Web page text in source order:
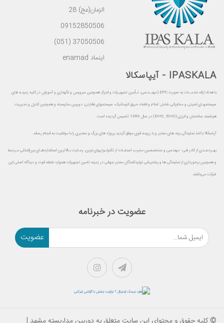
الزمان(عج) 28
09152850506
37050506 (051)
اینماد enamad
IPASKALA - آیپاسکالا
با هدف ارائه خدمــات به صورت EPC (مهنــدسی، تـأمین تجهیـزات و اجرا)، همچنین سرویس و نگهداری و آموزش در کلیه زمینـه های
سیستمهـای امنیتی و مخابراتی شامل: اعلام و اطفاء حریق اتوماتیک، سیستمهای نظارتی- دوربین مداربسته و همچنین کنترل و مدیریت
هوشمند ساختمان و انرژی (EMS , BMS) در سال 1386 تاسیس گردیده است.
آپاسکالا با اخذ نمایندگی برند های معتبر و با رزومه قوی موفق گردید پروژه های بزرگ و معتبری را با موفقیت به انجام رساند.
بهـره‌منـدی از کادر فنی - مهندسی و متخصصین مجرب، استفـاده از تکنولـوژیهای نوین، رعـایت بـالاترین استانداردهـای بین‌المللی مـرتبط
و همچنین برخورداری از نمایندگی ها و پشتیبانی تولیدکنندگان معتبر جهانی در زمینه تامین تجهیزات همواره نقطه قوت و دیدگاه اصلی این
شرکت می‌باشند.
عضویت در خبرنامه
عضویت